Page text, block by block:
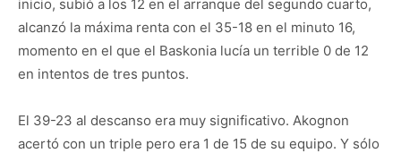
inicio, subió a los 12 en el arranque del segundo cuarto,
alcanzó la máxima renta con el 35-18 en el minuto 16,
momento en el que el Baskonia lucía un terrible 0 de 12
en intentos de tres puntos.
El 39-23 al descanso era muy significativo. Akognon
acertó con un triple pero era 1 de 15 de su equipo. Y sólo